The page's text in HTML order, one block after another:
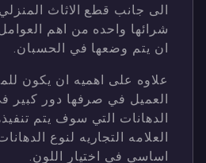
الى جانب قطع الاثاث
شرائها واحده من اهم
ان يتم وضعها في الحسبان.
علاوه على اهميه ان يكون
العميل في صرفها دور كبير
الدهانات التي سوف يتم
العلامه التجاريه لنوع
اساسي في اختيار اللون.